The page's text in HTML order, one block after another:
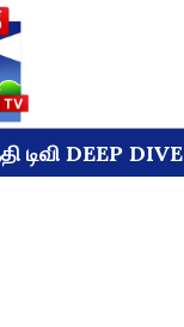
டிவி DEEP DIVE